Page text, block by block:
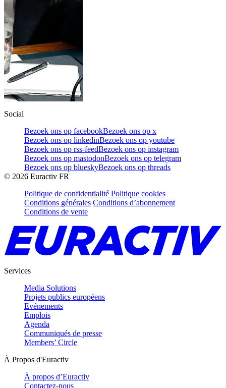
Social
Bezoek ons op facebookBezoek ons op x
Bezoek ons op linkedinBezoek ons op youtube
Bezoek ons op rss-feedBezoek ons op instagram
Bezoek ons op mastodonBezoek ons op telegram
Bezoek ons op blueskyBezoek ons op threads
© 2026 Euractiv FR
Politique de confidentialité Politique cookies
Conditions générales Conditions d’abonnement
Conditions de vente
Services
Media Solutions
Projets publics européens
Evénements
Emplois
Agenda
Communiqués de presse
Members’ Circle
À Propos d'Euractiv
À propos d’Euractiv
Contactez-nous